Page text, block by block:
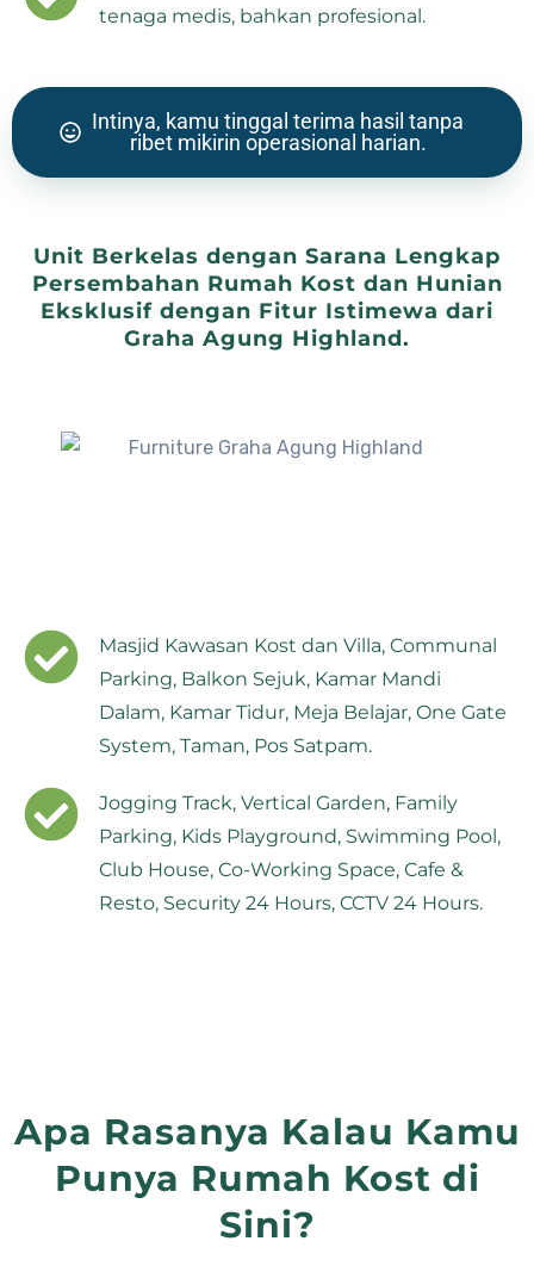
tenaga medis, bahkan profesional.
Intinya, kamu tinggal terima hasil tanpa
ribet mikirin operasional harian.
Unit Berkelas dengan Sarana Lengkap
Persembahan Rumah Kost dan Hunian
Eksklusif dengan Fitur Istimewa dari
Graha Agung Highland.
Masjid Kawasan Kost dan Villa, Communal
Parking, Balkon Sejuk, Kamar Mandi
Dalam, Kamar Tidur, Meja Belajar, One Gate
System, Taman, Pos Satpam.
Jogging Track, Vertical Garden, Family
Parking, Kids Playground, Swimming Pool,
Club House, Co-Working Space, Cafe &
Resto, Security 24 Hours, CCTV 24 Hours.
Apa Rasanya Kalau Kamu
Punya Rumah Kost di
Sini?